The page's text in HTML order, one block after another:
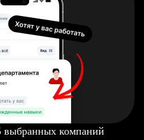
выбранных компаний